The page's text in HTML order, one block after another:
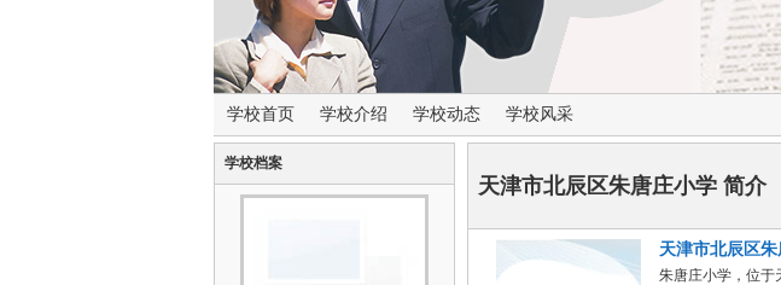
学校首页 学校介绍 学校动态 学校风采
学校档案
天津市北辰区朱唐庄小学 简介
天津市北辰区
朱唐庄小学，位于